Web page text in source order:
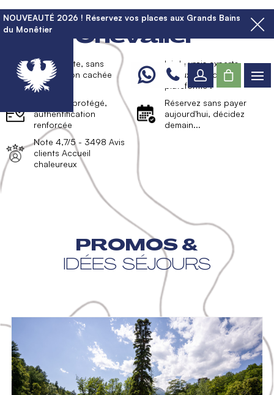
NOUVEAUTÉ 2026 ! Réservez vos places aux Grands Bains
du Monêtier
Réservez à Serre
Chevalier
Le prix juste, sans
commission cachée
Ici de vrais experts
locaux, pas de
plateforme !
Paiement protégé,
authentification
renforcée
Réservez sans payer
aujourd'hui, décidez
demain...
Note 4,7/5 - 3498 Avis
clients Accueil
chaleureux
PROMOS &
IDÉES SÉJOURS